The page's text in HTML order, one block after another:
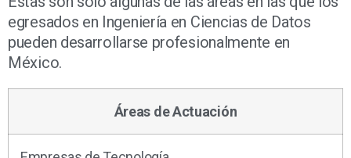
egresados en Ingeniería en Ciencias de Datos
pueden desarrollarse profesionalmente en
México.
Áreas de Actuación